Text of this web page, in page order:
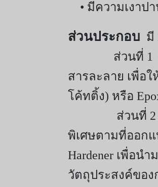
• มีความเงาป
ส่วนประกอบ มี
ส่วนที่ 1 Epoxy
สารละลาย เพื่อ
โค้ทติ้ง) หรือ
ส่วนที่ 2 คือ
พิเศษตามที่ออกแ
Hardener เพื่อน
วัตถุประสงค์ของ